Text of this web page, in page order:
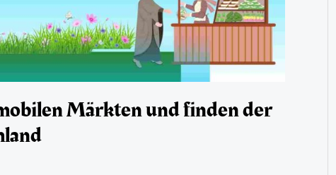
Märkten und finden der